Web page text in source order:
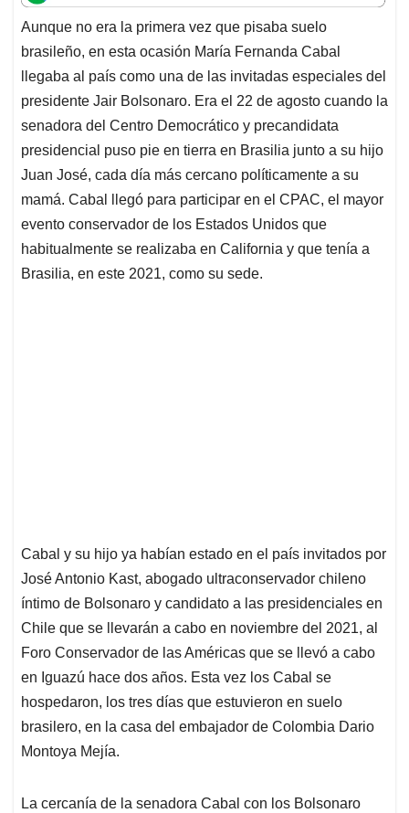
t
s
A
p
p
e
b
o
o
k
k
e
d
I
n
i
l
e
a
d
s
Aunque no era la primera vez que pisaba suelo
brasileño, en esta ocasión María Fernanda Cabal
llegaba al país como una de las invitadas especiales del
presidente Jair Bolsonaro. Era el 22 de agosto cuando la
senadora del Centro Democrático y precandidata
presidencial puso pie en tierra en Brasilia junto a su hijo
Juan José, cada día más cercano políticamente a su
mamá. Cabal llegó para participar en el CPAC, el mayor
evento conservador de los Estados Unidos que
habitualmente se realizaba en California y que tenía a
Brasilia, en este 2021, como su sede.
Cabal y su hijo ya habían estado en el país invitados por
José Antonio Kast, abogado ultraconservador chileno
íntimo de Bolsonaro y candidato a las presidenciales en
Chile que se llevarán a cabo en noviembre del 2021, al
Foro Conservador de las Américas que se llevó a cabo
en Iguazú hace dos años. Esta vez los Cabal se
hospedaron, los tres días que estuvieron en suelo
brasilero, en la casa del embajador de Colombia Dario
Montoya Mejía.
La cercanía de la senadora Cabal con los Bolsonaro